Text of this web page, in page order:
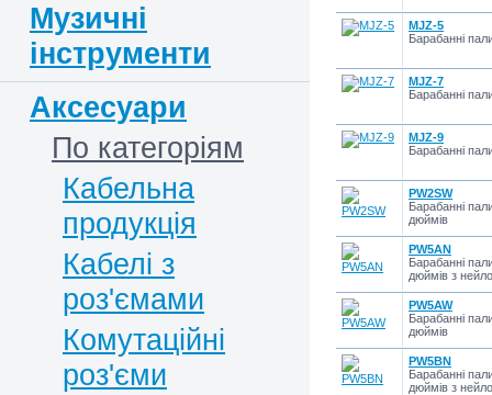
Музичні
інструменти
Аксесуари
По категоріям
Кабельна
продукція
Кабелі з
роз'ємами
Комутаційні
роз'єми
MJZ-5
Барабанні
MJZ-7
Барабанні
MJZ-9
Барабанні
PW2SW
Барабанні
дюймів
PW5AN
Барабанні
дюймів з
PW5AW
Барабанні
дюймів
PW5BN
Барабанні
дюймів з